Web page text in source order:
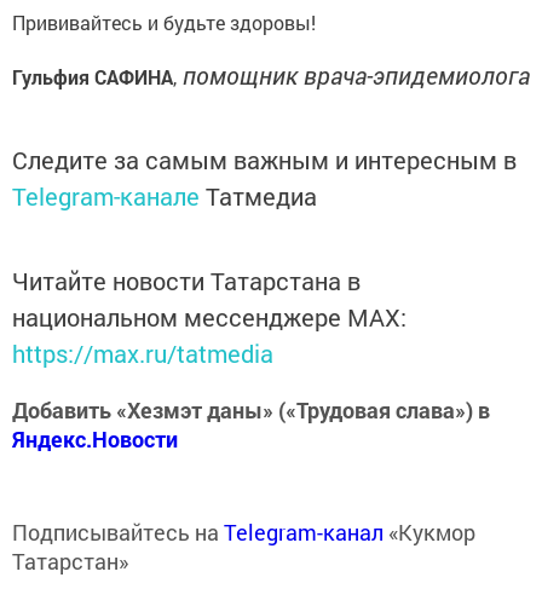
Прививайтесь и будьте здоровы!
Гульфия САФИНА, помощник врача-эпидемиолога
Следите за самым важным и интересным в
Telegram-канале Татмедиа
Читайте новости Татарстана в
национальном мессенджере MАХ:
https://max.ru/tatmedia
Добавить «Хезмэт даны» («Трудовая слава») в
Яндекс.Новости
Подписывайтесь на Telegram-канал «Кукмор
Татарстан»